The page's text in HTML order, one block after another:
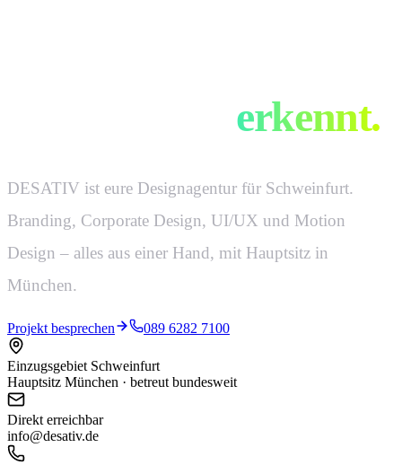
erkennt.
DESATIV ist eure Designagentur für Schweinfurt.
Branding, Corporate Design, UI/UX und Motion
Design – alles aus einer Hand, mit Hauptsitz in
München.
Projekt besprechen 089 6282 7100
Einzugsgebiet Schweinfurt
Hauptsitz München · betreut bundesweit
Direkt erreichbar
info@desativ.de